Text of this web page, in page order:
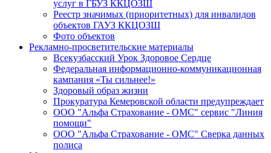
услуг в ГБУЗ ККЦОЗШ
Реестр значимых (приоритетных) для инвалидов
объектов ГАУЗ ККЦОЗШ
Фото объектов
Рекламно-просветительские материалы
Всекузбасский Урок Здоровое Сердце
Федеральная информационно-коммуникационная
кампания «Ты сильнее!»
Здоровый образ жизни
Прокуратура Кемеровской области предупреждает
ООО "Альфа Страхование - ОМС" сервис "Линия
помощи"
ООО "Альфа Страхование - ОМС" Сверка данных
полиса